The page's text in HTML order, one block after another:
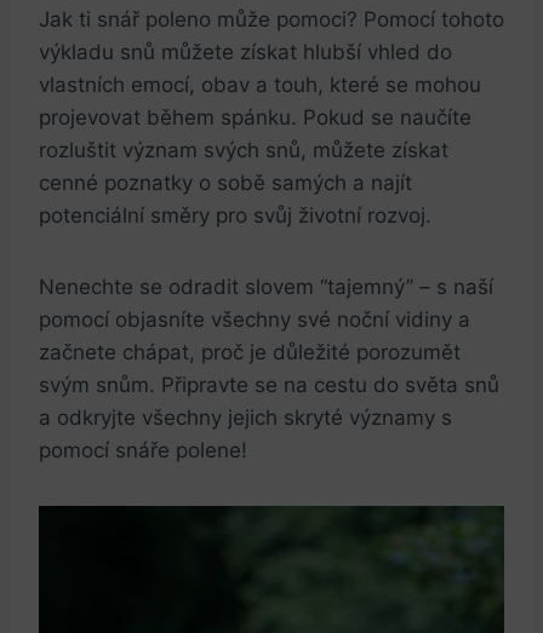
Jak ti snář poleno může pomoci? Pomocí tohoto
výkladu snů můžete získat hlubší vhled do
vlastních emocí, obav a touh, které se mohou
projevovat během spánku. Pokud se naučíte
rozluštit význam svých snů, můžete získat
cenné poznatky o sobě samých a najít
potenciální směry pro svůj životní rozvoj.
Nenechte se odradit slovem “tajemný” – s naší
pomocí objasníte všechny své noční vidiny a
začnete chápat, proč je důležité porozumět
svým snům. Připravte se na cestu do světa snů
a odkryjte všechny jejich skryté významy s
pomocí snáře polene!